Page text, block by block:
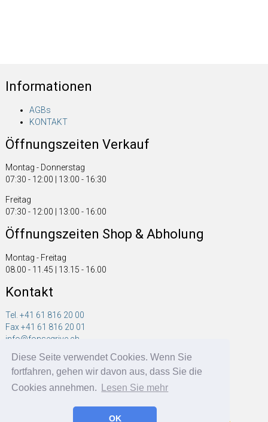
Diese Seite verwendet Cookies. Wenn Sie
fortfahren, gehen wir davon aus, dass Sie die
Cookies annehmen.
Lesen Sie mehr
OK
Informationen
AGBs
KONTAKT
Öffnungszeiten Verkauf
Montag - Donnerstag
07:30 - 12:00 | 13:00 - 16:30
Freitag
07:30 - 12:00 | 13:00 - 16:00
Öffnungszeiten Shop & Abholung
Montag - Freitag
08.00 - 11.45 | 13.15 - 16.00
Kontakt
Tel. +41 61 816 20 00
Fax +41 61 816 20 01
info@fonsegrive.ch
Fonsegrive GmbH
Moosmattstrasse 14
CH - 4304 Giebenach